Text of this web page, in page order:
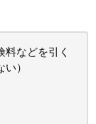
などを引く
）